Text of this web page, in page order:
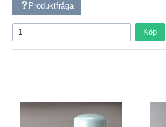
Produktfråga
Köp